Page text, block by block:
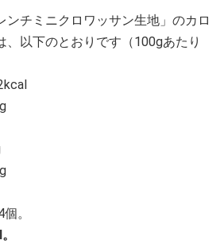
ンチミニクロワッサン生地」のカロ
、以下のとおりです（100gあたり
。